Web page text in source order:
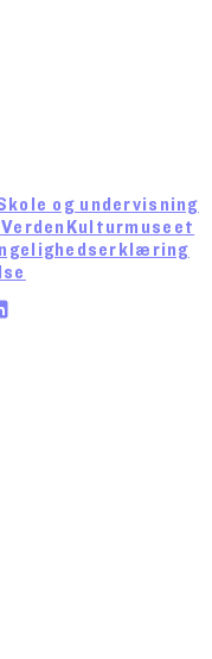
og undervisning
Kulturmuseet